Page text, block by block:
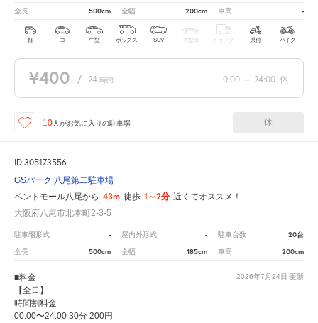
全長 500cm 全幅 200cm 車高 -
軽 コ 中型 ボックス SUV 大型車 トラック 原付 バイク
¥400 / 24 時間 0:00 ～ 24:00 休
10 人がお気に入りの駐車場 休
ID:305173556
GSパーク 八尾第二駐車場
ペントモール八尾から 43m 徒歩 1～2分 近くてオススメ！
大阪府八尾市北本町2-3-5
駐車場形式 - 屋内外形式 - 駐車台数 20台
全長 500cm 全幅 185cm 車高 200cm
2026年7月24日 更新
■料金
【全日】
時間割料金
00:00〜24:00 30分 200円